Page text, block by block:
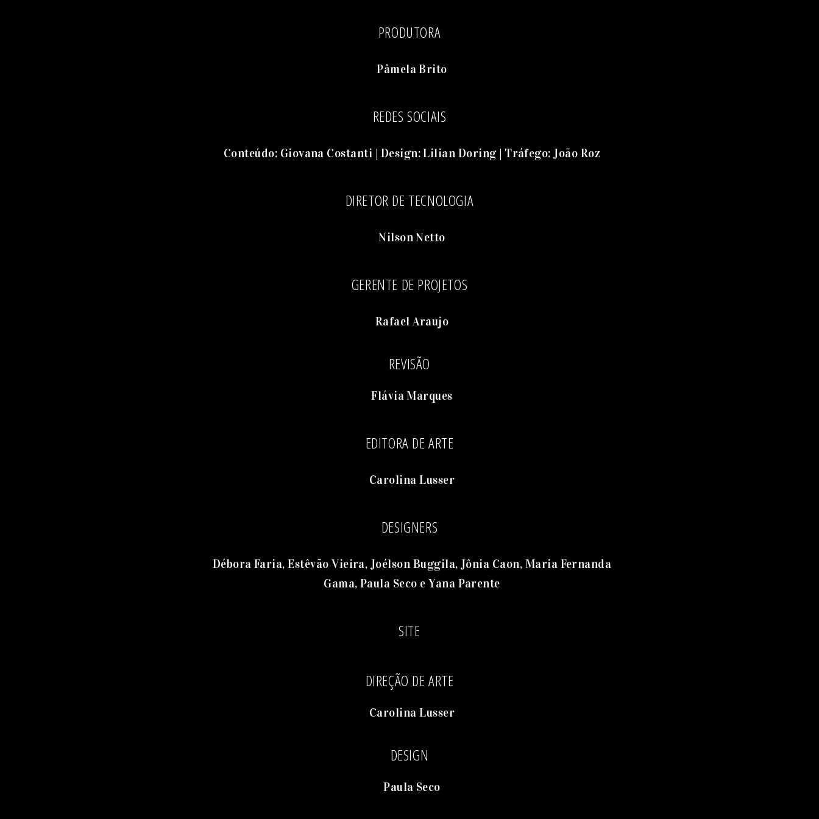
PRODUTORA
Pâmela Brito
REDES SOCIAIS
Conteúdo: Giovana Costanti | Design: Lilian Doring | Tráfego: João Roz
DIRETOR DE TECNOLOGIA
Nilson Netto
GERENTE DE PROJETOS
Rafael Araujo
REVISÃO
Flávia Marques
EDITORA DE ARTE
Carolina Lusser
DESIGNERS
Débora Faria, Estêvão Vieira, Joélson Buggila, Jônia Caon, Maria Fernanda
Gama, Paula Seco e Yana Parente
SITE
DIREÇÃO DE ARTE
Carolina Lusser
DESIGN
Paula Seco